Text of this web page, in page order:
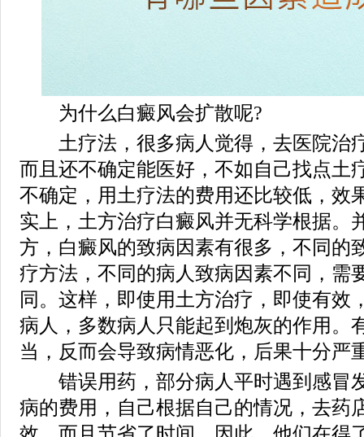
为什么白癜风会扩散呢?
土疗法，很多病人觉得，去医院治
而且还不确定能医好，不如自己找点土
不确定，用土疗法的费用还比较低，效
实上，土方治疗白癜风并无科学根据。
方，白癜风的致病因素有很多，不同的
疗方法，不同的病人致病因素不同，需
同。这样，即使用土方治疗，即使有效
病人，多数病人只能起到炮灰的作用。
当，反而会导致病情恶化，后果十分严
错误用药，部分病人平时遇到感冒
病的费用，自己根据自己的情况，去药